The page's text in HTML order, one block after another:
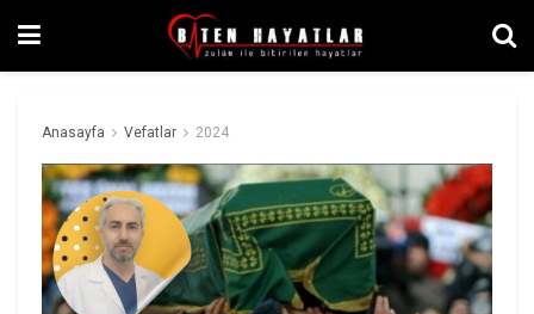
Anasayfa Vefatlar 2024